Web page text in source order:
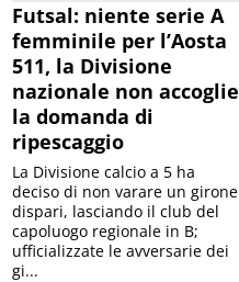
Futsal: niente serie A
femminile per l’Aosta
511, la Divisione
nazionale non accoglie
la domanda di
ripescaggio
La Divisione calcio a 5 ha
deciso di non varare un girone
dispari, lasciando il club del
capoluogo regionale in B;
ufficializzate le avversarie dei
gi...